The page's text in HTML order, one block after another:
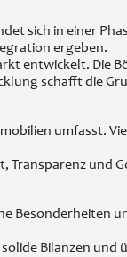
sich in einer
ergeben.
entwickelt. Die
schafft die
umfasst.
und
Besonderheiten
Bilanzen und